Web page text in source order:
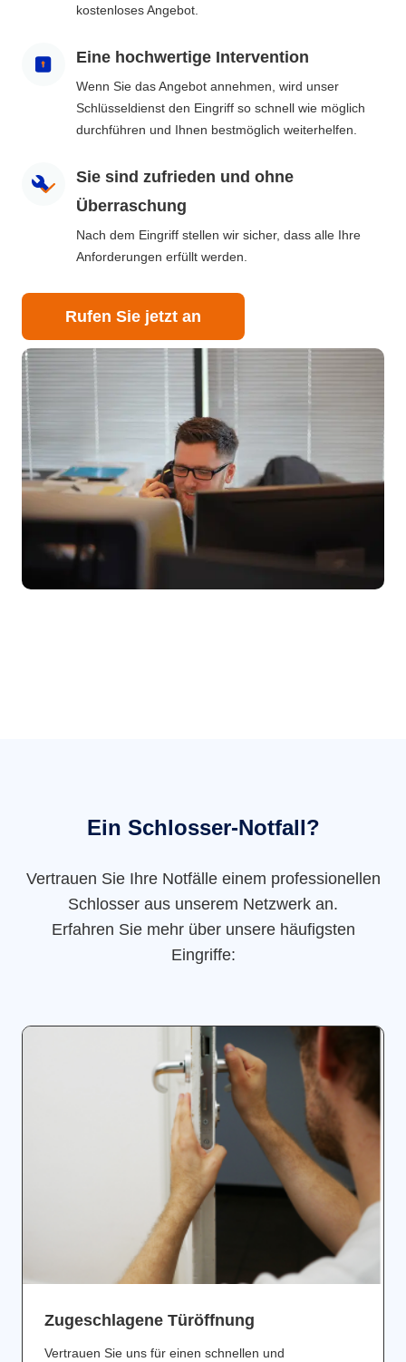
kostenloses Angebot.
Eine hochwertige Intervention
Wenn Sie das Angebot annehmen, wird unser
Schlüsseldienst den Eingriff so schnell wie möglich
durchführen und Ihnen bestmöglich weiterhelfen.
Sie sind zufrieden und ohne
Überraschung
Nach dem Eingriff stellen wir sicher, dass alle Ihre
Anforderungen erfüllt werden.
Rufen Sie jetzt an
Ein Schlosser-Notfall?
Vertrauen Sie Ihre Notfälle einem professionellen
Schlosser aus unserem Netzwerk an.
Erfahren Sie mehr über unsere häufigsten
Eingriffe:
Zugeschlagene Türöffnung
Vertrauen Sie uns für einen schnellen und